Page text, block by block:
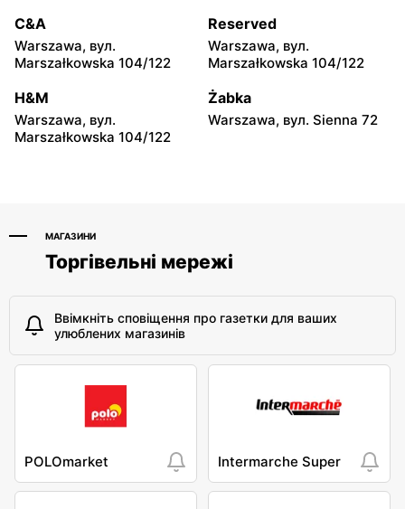
moje sklepy
Hyżne, вул. Hyżne 100
moje sklepy
Jarosław, вул. Pełkińska
147
moje sklepy
Niebylec, вул. Niebylec 139
moje sklepy
Opole, вул. Grudzicka 45
C&A
Warszawa, вул.
Marszałkowska 104/122
Reserved
Warszawa, вул.
Marszałkowska 104/122
H&M
Warszawa, вул.
Marszałkowska 104/122
Żabka
Warszawa, вул. Sienna 72
МАГАЗИНИ
Торгівельні мережі
Ввімкніть сповіщення про газетки для ваших
улюблених магазинів
POLOmarket Intermarche Super